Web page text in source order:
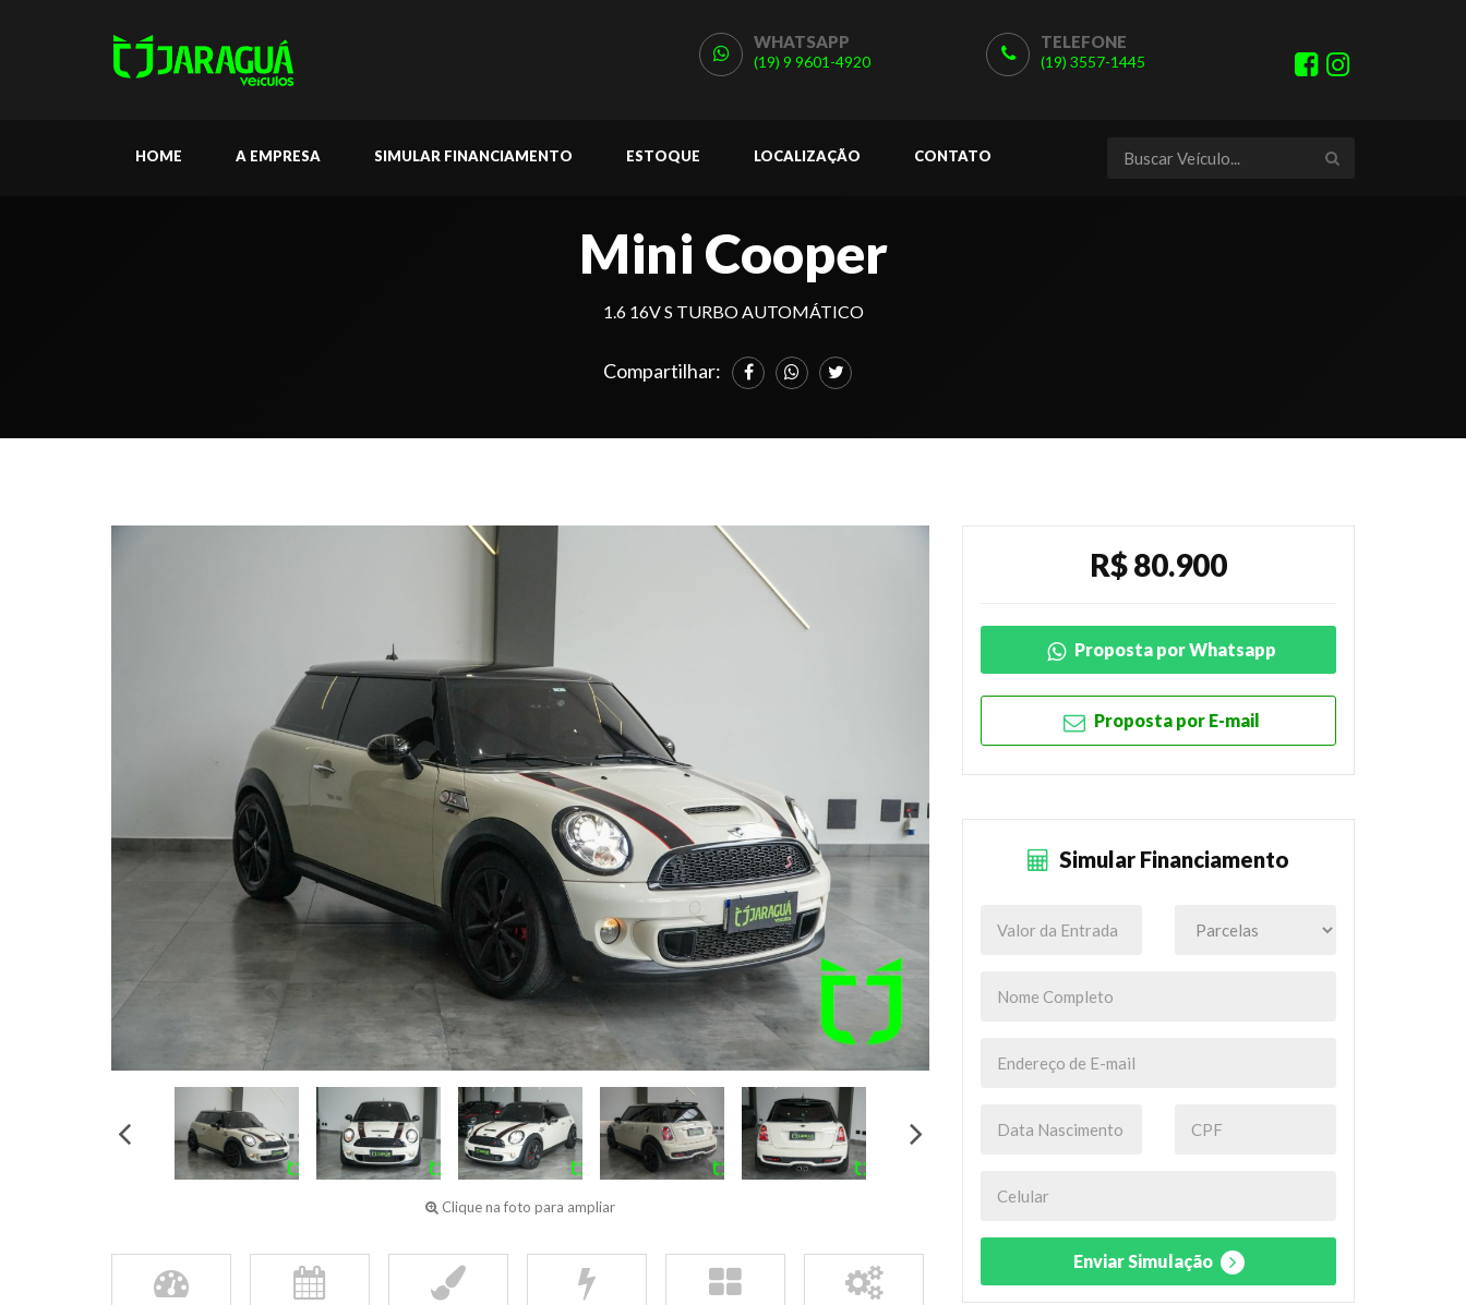
WHATSAPP
(19) 9 9601-4920
TELEFONE
(19) 3557-1445
HOME A EMPRESA SIMULAR FINANCIAMENTO ESTOQUE LOCALIZAÇÃO CONTATO
Mini Cooper
1.6 16V S TURBO AUTOMÁTICO
Compartilhar:
Clique na foto para ampliar
R$ 80.900
Proposta por Whatsapp
Proposta por E-mail
Simular Financiamento
Enviar Simulação